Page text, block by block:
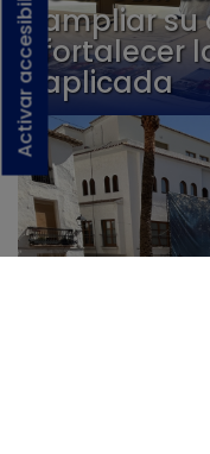
Activar accesibilidad ampliar
fortalecer
aplicada